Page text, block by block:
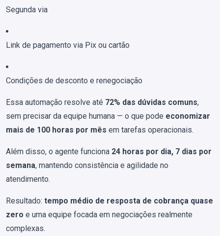
Segunda via
Link de pagamento via Pix ou cartão
Condições de desconto e renegociação
Essa automação resolve até 72% das dúvidas comuns,
sem precisar da equipe humana — o que pode economizar
mais de 100 horas por mês em tarefas operacionais.
Além disso, o agente funciona 24 horas por dia, 7 dias por
semana, mantendo consistência e agilidade no
atendimento.
Resultado: tempo médio de resposta de cobrança quase
zero e uma equipe focada em negociações realmente
complexas.